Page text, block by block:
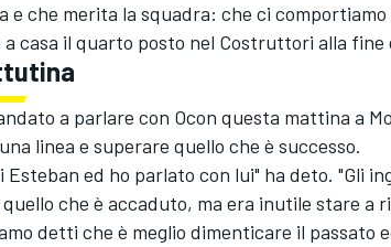
e che merita la squadra: che ci comportiamo
casa il quarto posto nel Costruttori alla fine
a parlare con Ocon questa mattina a
linea e superare quello che è successo.
Esteban ed ho parlato con lui" ha deto. "Gli
che è accaduto, ma era inutile stare a
detti che è meglio dimenticare il passato